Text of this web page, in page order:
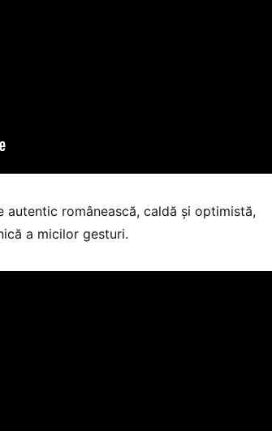
autentic românească, caldă și optimistă,
a micilor gesturi.